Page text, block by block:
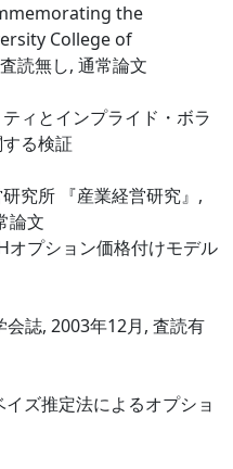
the
College of
読無し, 通常論文
ィとインプライド・ボラ
る検証
究所 『産業経営研究』,
論文
オプション価格付けモデル
誌, 2003年12月, 査読有
ズ推定法によるオプショ